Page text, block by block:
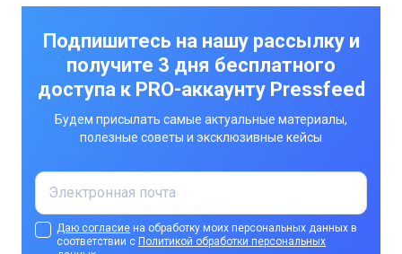
Подпишитесь на нашу рассылку и
получите 3 дня бесплатного
доступа к PRO-аккаунту Pressfeed
Будем присылать самые актуальные материалы,
полезные советы и эксклюзивные кейсы
Даю согласие на обработку моих персональных данных в
соответствии с Политикой обработки персональных